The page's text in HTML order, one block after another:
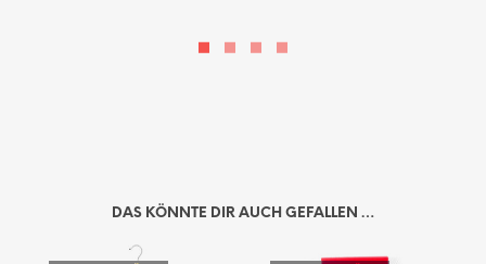
DAS KÖNNTE DIR AUCH GEFALLEN …